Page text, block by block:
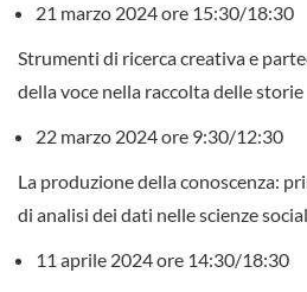
21 marzo 2024 ore 15:30/18:30
Strumenti di ricerca creativa e
della voce nella raccolta delle storie
22 marzo 2024 ore 9:30/12:30
La produzione della conoscenza:
di analisi dei dati nelle scienze
11 aprile 2024 ore 14:30/18:30